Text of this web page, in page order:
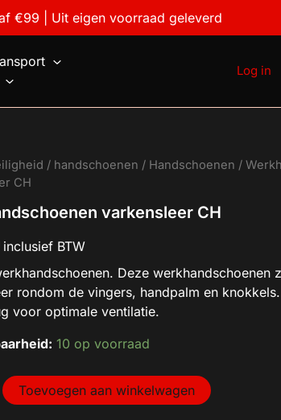
€99 | Uit eigen voorraad geleverd
Log in
/ handschoenen / Handschoenen /
CH
varkensleer CH
inclusief BTW
Deze werkhandschoenen
rondom de vingers, handpalm en
voor optimale ventilatie.
10 op voorraad
Toevoegen aan winkelwagen